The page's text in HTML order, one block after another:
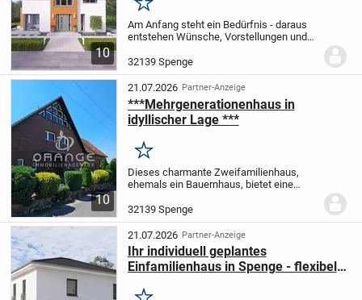
10
Merken
Am Anfang steht ein Bedürfnis - daraus
entstehen Wünsche, Vorstellungen und
daraus ein Haus, das exakt auf Sie
zugeschnitten ist: auf Ihre
Lebenssituation und Ihr...
32139 Spenge
10
21.07.2026 Partner-Anzeige
***Mehrgenerationenhaus in
idyllischer Lage ***
Merken
Dieses charmante Zweifamilienhaus,
ehemals ein Bauernhaus, bietet eine
naturverbundene Familien oder
Investoren. Das Anwesen besticht durch
seine idyllische Lage und...
32139 Spenge
21.07.2026 Partner-Anzeige
Ihr individuell geplantes
Einfamilienhaus in Spenge - flexibel